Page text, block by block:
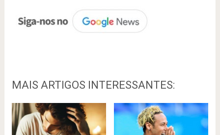
MAIS ARTIGOS INTERESSANTES: